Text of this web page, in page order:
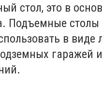
стол, это в
Подъемные
в виде
гаражей